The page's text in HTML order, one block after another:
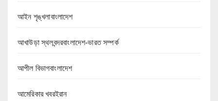
আইন শৃঙ্খলাবাংলাদেশ
আখাউড়া স্থলবন্দরবাংলাদেশ-ভারত সম্পর্ক
আপীল বিভাগবাংলাদেশ
আমেরিকার খবরইরান